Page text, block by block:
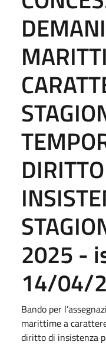
2025 -
14/04/
Bando per
marittime a
diritto di insistenza